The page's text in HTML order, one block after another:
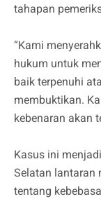
tahapan
“Kami
hukum untuk
baik terpenuhi
membuktikan.
kebenaran akan
Kasus ini
Selatan lantaran
tentang